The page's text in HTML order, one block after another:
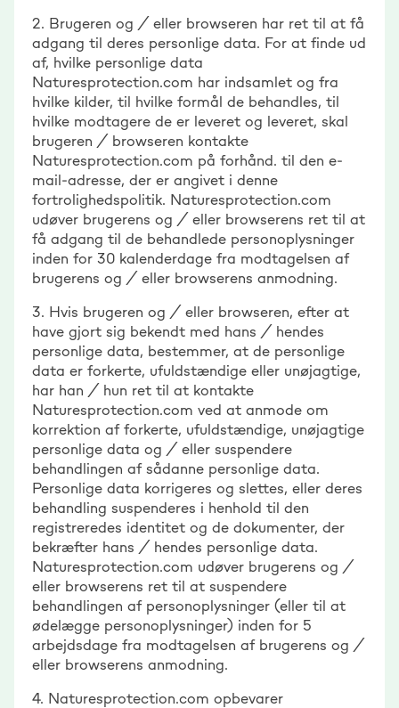
2. Brugeren og / eller browseren har ret til at få
adgang til deres personlige data. For at finde ud
af, hvilke personlige data
Naturesprotection.com har indsamlet og fra
hvilke kilder, til hvilke formål de behandles, til
hvilke modtagere de er leveret og leveret, skal
brugeren / browseren kontakte
Naturesprotection.com på forhånd. til den e-
mail-adresse, der er angivet i denne
fortrolighedspolitik. Naturesprotection.com
udøver brugerens og / eller browserens ret til at
få adgang til de behandlede personoplysninger
inden for 30 kalenderdage fra modtagelsen af
brugerens og / eller browserens anmodning.
3. Hvis brugeren og / eller browseren, efter at
have gjort sig bekendt med hans / hendes
personlige data, bestemmer, at de personlige
data er forkerte, ufuldstændige eller unøjagtige,
har han / hun ret til at kontakte
Naturesprotection.com ved at anmode om
korrektion af forkerte, ufuldstændige, unøjagtige
personlige data og / eller suspendere
behandlingen af sådanne personlige data.
Personlige data korrigeres og slettes, eller deres
behandling suspenderes i henhold til den
registreredes identitet og de dokumenter, der
bekræfter hans / hendes personlige data.
Naturesprotection.com udøver brugerens og /
eller browserens ret til at suspendere
behandlingen af personoplysninger (eller til at
ødelægge personoplysninger) inden for 5
arbejdsdage fra modtagelsen af brugerens og /
eller browserens anmodning.
4. Naturesprotection.com opbevarer